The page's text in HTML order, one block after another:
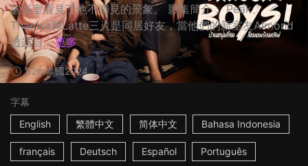
的浴室看見了他不樂見的景象。 影集簡介： Peak、
Thanwa和Latte三人是同居好友，當他們的新室友Almond
透露自... 更多
52m泰國2024
字幕
English
繁體中文 简体中文 Bahasa Indonesia
français Deutsch Español Português